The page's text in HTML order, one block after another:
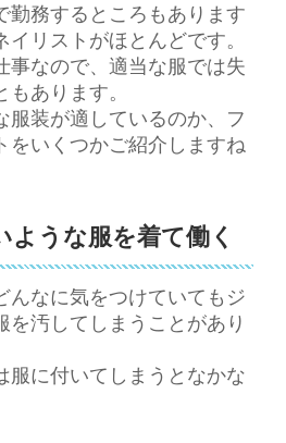
勤務するところもあります
リストがほとんどです。
事なので、適当な服では失
あります。
服装が適しているのか、フ
をいくつかご紹介しますね
うな服を着て働く
んなに気をつけていてもジ
を汚してしまうことがあり
服に付いてしまうとなかな